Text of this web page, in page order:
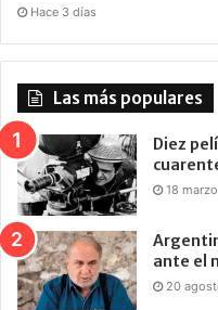
Hace 3 días
Las más populares
Diez
18
ante el
20